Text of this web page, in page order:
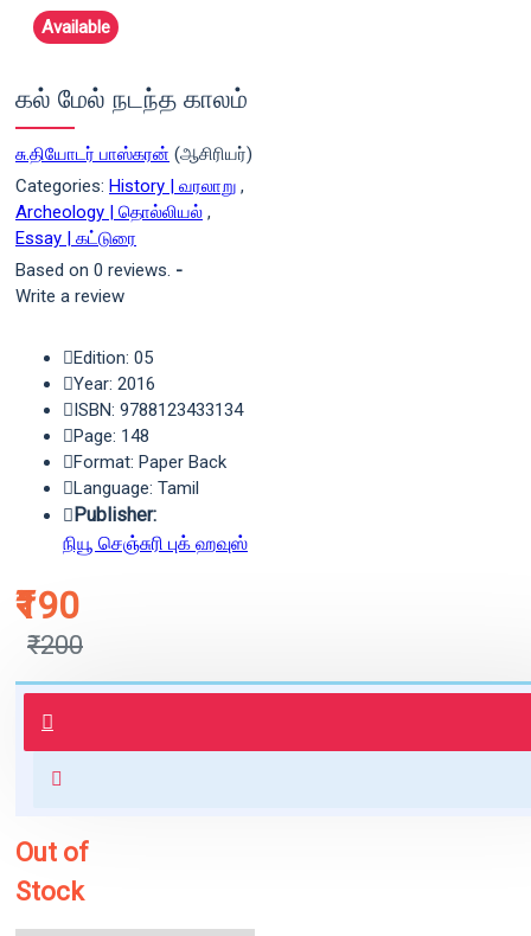
Available
கல் மேல் நடந்த காலம்
சு.தியோடர் பாஸ்கரன் (ஆசிரியர்)
Categories: History | வரலாறு ,
Archeology | தொல்லியல் ,
Essay | கட்டுரை
Based on 0 reviews. -
Write a review
₹190
₹200
Edition: 05
Year: 2016
ISBN: 9788123433134
Page: 148
Format: Paper Back
Language: Tamil
Publisher:
நியூ செஞ்சுரி புக் ஹவுஸ்
புத்தகம் 3 - 7 நாட்களில் அனுப்பி
வைக்கப்படும்.
for orders above ₹1000 within
Out of
Stock